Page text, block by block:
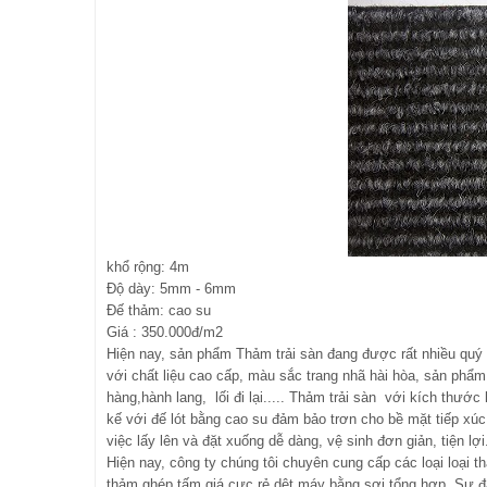
khổ rộng: 4m
Độ dày: 5mm - 6mm
Đế thảm: cao su
Giá : 350.000đ/m2
Hiện nay, sản phẩm Thảm trải sàn đang được rất nhiều
với chất liệu cao cấp, màu sắc trang nhã hài hòa, sản
hàng,hành lang, lối đi lại..... Thảm trải sàn với kích thước
kế với đế lót bằng cao su đảm bảo trơn cho bề mặt tiếp
việc lấy lên và đặt xuống dễ dàng, vệ sinh đơn giản, tiện
Hiện nay, công ty chúng tôi chuyên cung cấp các loại loại